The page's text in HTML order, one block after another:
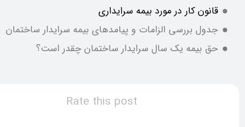
قانون کار در مورد بیمه سرایداری
جدول بررسی الزامات و پیامدهای بیمه سرایدار ساختمان
حق بیمه یک سال سرایدار ساختمان چقدر است؟
Rate this post